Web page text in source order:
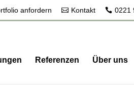
anfordern Kontakt 0221
Referenzen Über uns